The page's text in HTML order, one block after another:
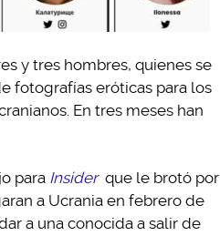
y tres hombres, quienes se
fotografías eróticas para los
En tres meses han
para Insider que le brotó por
a Ucrania en febrero de
a una conocida a salir de